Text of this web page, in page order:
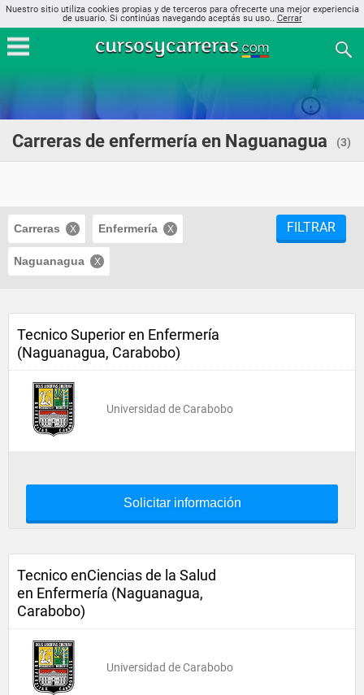
Nuestro sitio utiliza cookies propias y de terceros para ofrecerte una mejor experiencia
de usuario. Si continúas navegando aceptás su uso.. Cerrar
Carreras de enfermería en Naguanagua (3)
Carreras Enfermería
Naguanagua
FILTRAR
Tecnico Superior en Enfermería
(Naguanagua, Carabobo)
Universidad de Carabobo
Solicitar información
Tecnico enCiencias de la Salud
en Enfermería (Naguanagua,
Carabobo)
Universidad de Carabobo